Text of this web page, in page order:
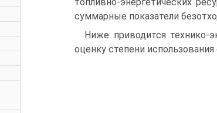
суммарные показатели
Ниже приводится технико-
оценку степени